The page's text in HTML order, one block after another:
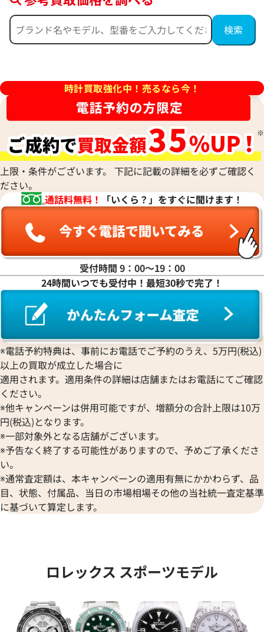
ットマスター 40 116622 ダ
点の参考買取価格です
ロレックス ヨットマスター
1,829,000円
※2025年11月9日時点の参考
ットマスター40 116621 チ
字盤
点の参考買取価格です
ロレックス ヨットマスター
参考買取価格
4,254,000円
※2026年3月19日時点の参考
電話で聞く
SS/PT シルバー 16622
1,603,000円
※2026年4月9日時点の参考買
時計買取強化中！売るなら今！
上限・条件がございます。 下記に記載の詳細を必ずご確認く
ださい。
通話料無料！
「いくら？」をすぐに聞けます！
受付時間 9：00〜19：00
24時間いつでも受付中！最短30秒で完了！
※電話予約特典は、事前にお電話でご予約のうえ、5万円(税込)
以上の買取が成立した場合に
適用されます。適用条件の詳細は店舗またはお電話にてご確認
ください。
※他キャンペーンは併用可能ですが、増額分の合計上限は10万
円(税込)となります。
※一部対象外となる店舗がございます。
※予告なく終了する可能性がありますので、予めご了承くださ
い。
※通常査定額は、本キャンペーンの適用有無にかかわらず、品
目、状態、付属品、当日の市場相場その他の当社統一査定基準
に基づいて算定します。
ロレックス スポーツモデル